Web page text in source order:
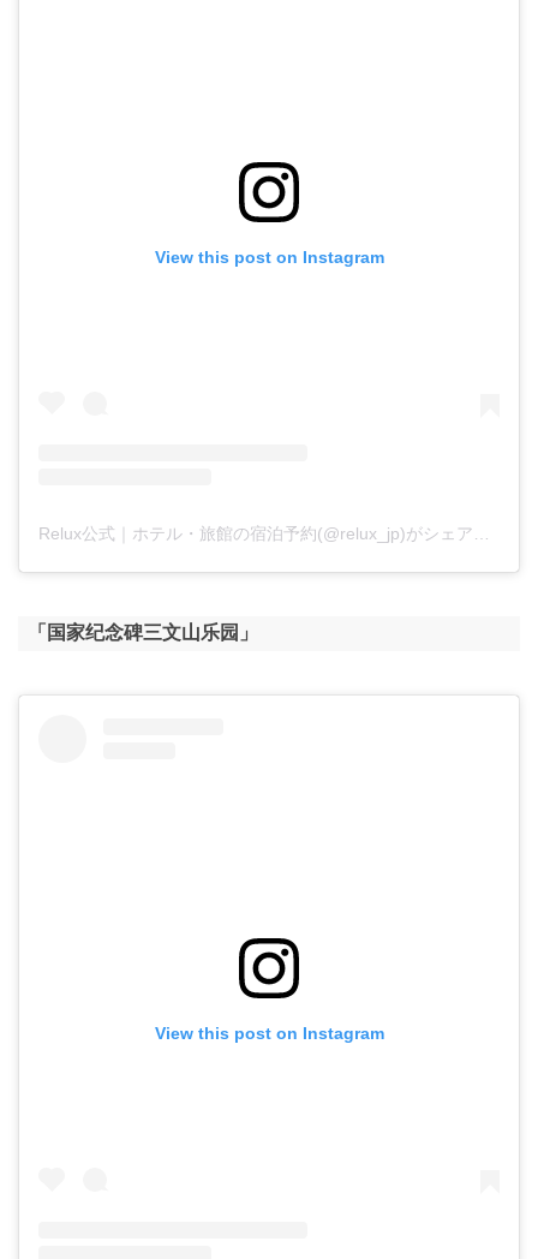
View this post on Instagram
Relux公式｜ホテル・旅館の宿泊予約(@relux_jp)がシェアした投稿
「国家纪念碑三文山乐园」
View this post on Instagram